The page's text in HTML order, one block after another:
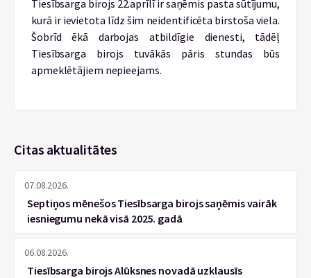
Tiesībsarga birojs 22.aprīlī ir saņēmis pasta sūtījumu,
kurā ir ievietota līdz šim neidentificēta birstoša viela.
Šobrīd ēkā darbojas atbildīgie dienesti, tādēļ
Tiesībsarga birojs tuvākās pāris stundas būs
apmeklētājiem nepieejams.
Citas aktualitātes
07.08.2026.
Septiņos mēnešos Tiesībsarga birojs saņēmis vairāk
iesniegumu nekā visā 2025. gadā
06.08.2026.
Tiesībsarga birojs Alūksnes novadā uzklausīs